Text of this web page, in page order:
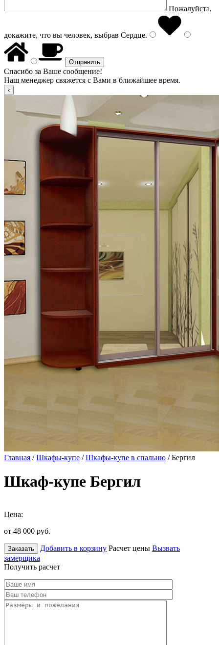
Пожалуйста,
докажите, что вы человек, выбрав Сердце.
Спасибо за Ваше сообщение!
Наш менеджер свяжется с Вами в ближайшее время.
Главная /Шкафы-купе /Шкафы-купе в спальню / Бергил
Шкаф-купе Бергил
Цена:
от 48 000 руб.
Заказать Добавить в корзину Расчет цены Вызвать
замерщика
Получить расчет